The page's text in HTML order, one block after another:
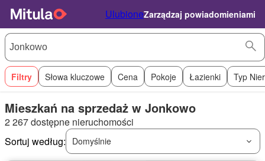
UlubioneZarządzaj powiadomieniami
Filtry Słowa kluczowe Cena Pokoje Łazienki Typ
Mieszkań na sprzedaż w Jonkowo
2 267 dostępne nieruchomości
Sortuj według:
Domyślnie